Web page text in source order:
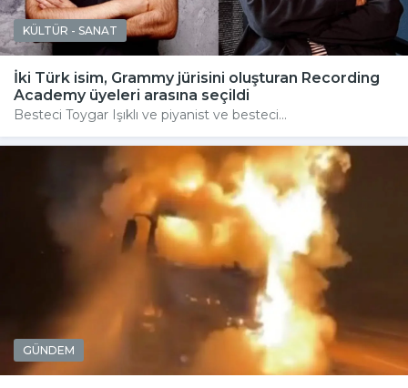
KÜLTÜR - SANAT
İki Türk isim, Grammy jürisini oluşturan Recording
Academy üyeleri arasına seçildi
Besteci Toygar Işıklı ve piyanist ve besteci...
GÜNDEM